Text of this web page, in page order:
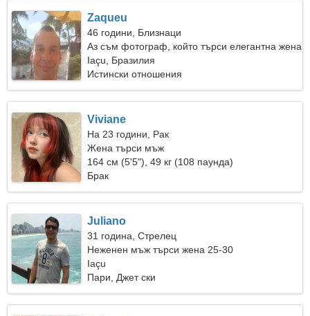
Zaqueu
46 години, Близнаци
Аз съм фотограф, който търси елегантна жена
Iaçu, Бразилия
Истински отношения
Viviane
На 23 години, Рак
Жена търси мъж
164 см (5'5"), 49 кг (108 паунда)
Брак
Juliano
31 година, Стрелец
Неженен мъж търси жена 25-30
Iaçu
Пари, Джет ски